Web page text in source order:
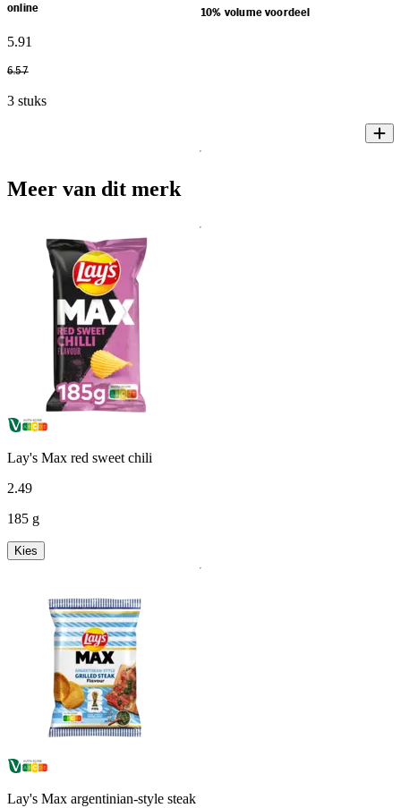
online 10% volume voordeel
5.91
6.57
3 stuks
Meer van dit merk
Lay's Max red sweet chili
2.49
185 g
Kies
Lay's Max argentinian-style steak